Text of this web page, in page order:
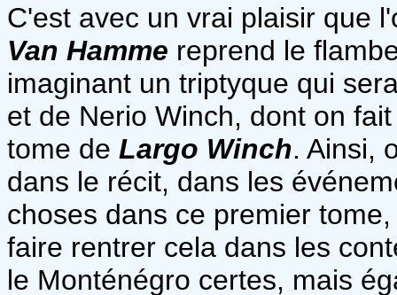
C'est avec un vrai plaisir que
Van Hamme reprend le
imaginant un triptyque qui
et de Nerio Winch, dont on
tome de Largo Winch. Ainsi,
dans le récit, dans les
choses dans ce premier
faire rentrer cela dans les
le Monténégro certes, mais